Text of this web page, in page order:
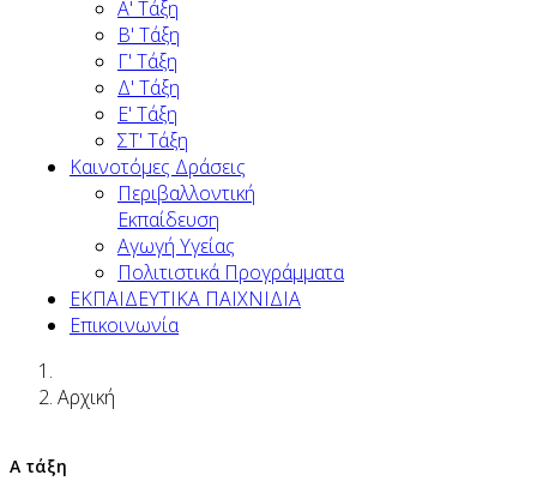
Α' Τάξη
Β' Τάξη
Γ' Τάξη
Δ' Τάξη
Ε' Τάξη
ΣΤ' Τάξη
Καινοτόμες Δράσεις
Περιβαλλοντική
Εκπαίδευση
Αγωγή Υγείας
Πολιτιστικά Προγράμματα
ΕΚΠΑΙΔΕΥΤΙΚΑ ΠΑΙΧΝΙΔΙΑ
Επικοινωνία
Αρχική
Α τάξη